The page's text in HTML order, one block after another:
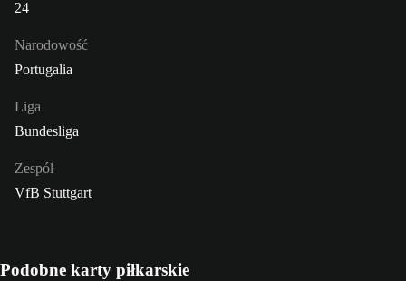
24
Narodowość
Portugalia
Liga
Bundesliga
Zespół
VfB Stuttgart
Podobne karty piłkarskie